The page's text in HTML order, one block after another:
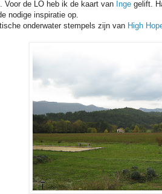
Voor de LO heb ik de kaart van Inge gelift.
nodige inspiratie op.
onderwater stempels zijn van High